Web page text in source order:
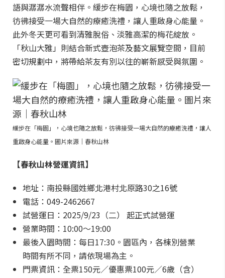
語與潺潺水流聲相伴。緩步在梅園，心境也隨之放鬆，
彷彿接受一場大自然的療癒洗禮，讓人重啟身心能量。
此外冬天更可看到清雅脫俗、淡雅高潔的梅花綻放。
「秋山大雅」則結合新式壺泡茶及藝文展覽空間，目前
密切規劃中，將帶給茶友有別以往的嶄新感受與氛圍。
緩步在「梅園」，心境也隨之放鬆，彷彿接受一場大自然的療癒洗禮，讓人
重啟身心能量。圖片來源｜春秋山林
【春秋山林營運資訊】
地址：南投縣國姓鄉北港村北原路30之16號
電話：049-2462667
試營運日：2025/9/23（二） 起正式試營運
營業時間：10:00～19:00
最後入園時間：每日17:30。園區內，各棟別營業
時間有所不同，請依現場為主。
門票資訊：全票150元／優惠票100元／6歲（含）